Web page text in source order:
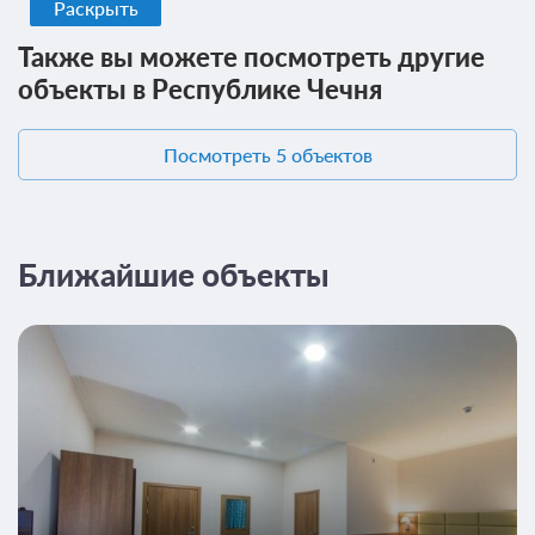
Двухместный номер Делюкс с 1 кроватью
Одна двуспальная кровать
Раскрыть
Также вы можете посмотреть другие
объекты в Республике Чечня
Посмотреть 5 объектов
Ближайшие объекты